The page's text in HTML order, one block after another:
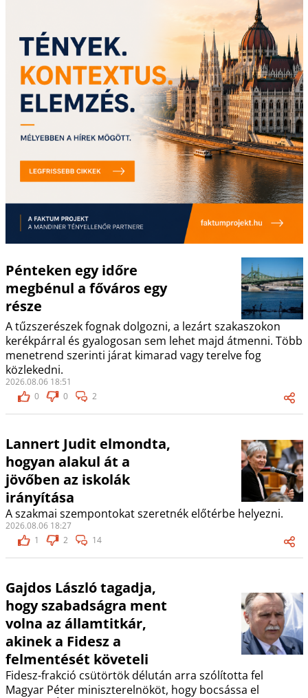
Pénteken egy időre
megbénul a főváros egy
része
A tűzszerészek fognak dolgozni, a lezárt szakaszokon
kerékpárral és gyalogosan sem lehet majd átmenni. Több
menetrend szerinti járat kimarad vagy terelve fog
közlekedni.
2026.08.06 18:51
0
0 2
Lannert Judit elmondta,
hogyan alakul át a
jövőben az iskolák
irányítása
A szakmai szempontokat szeretnék előtérbe helyezni.
2026.08.06 18:27
1
2 14
Gajdos László tagadja,
hogy szabadságra ment
volna az államtitkár,
akinek a Fidesz a
felmentését követeli
Fidesz-frakció csütörtök délután arra szólította fel
Magyar Péter miniszterelnököt, hogy bocsássa el